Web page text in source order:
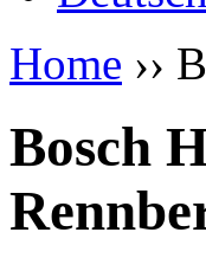
Home ››
Bosch